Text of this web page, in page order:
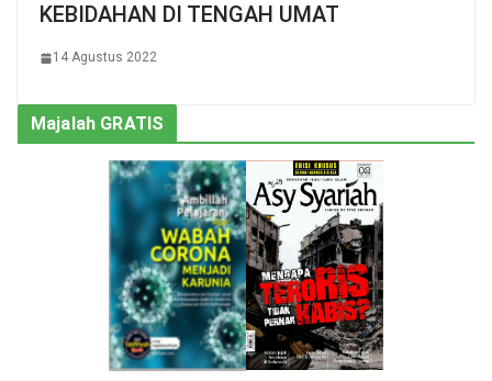
KEBIDAHAN DI TENGAH UMAT
14 Agustus 2022
Majalah GRATIS